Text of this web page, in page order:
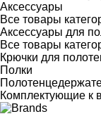
Аксессуары
Все товары
Аксессуары для
Все товары
Крючки для
Полки
Комплектующие к